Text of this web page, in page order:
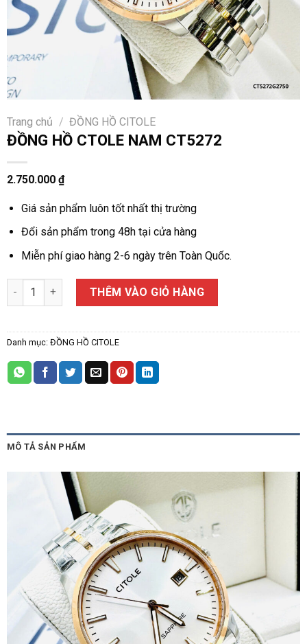
Trang chủ / ĐỒNG HỒ CITOLE
ĐỒNG HỒ CTOLE NAM CT5272
2.750.000 ₫
Giá sản phẩm luôn tốt nhất thị trường
Đổi sản phẩm trong 48h tại cửa hàng
Miễn phí giao hàng 2-6 ngày trên Toàn Quốc.
ĐỒNG HỒ CTOLE NAM CT5272 số lượng
THÊM VÀO GIỎ HÀNG
Danh mục: ĐỒNG HỒ CITOLE
MÔ TẢ SẢN PHẨM